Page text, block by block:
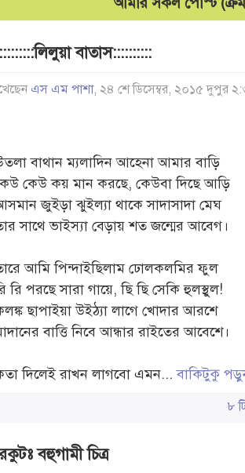
বাতাস::::::::::
এস এম পাশা, ২৪ শে ডিসেম্বর, ২০১৫ দুপুর
বাথান ম্যলাদিন আহেনা আমার বাড়ি
কেউ কয় মান করছে, কেউবা দিছে আড়ি
জুইড়া ঝুইল্যা থাকে সাদাসাদা মেঘ
সাথে ভাইস্যা বেড়ায় শত জন্মের আবেগ।
আমি পিন্দাইছিলাম ঢোলকলমির ফুল
রি পরছে সারা গায়ে, ছি ছি সেকি হুলস্থুল!
ছাপাইয়া উইঠ্যা লাগে খোদার আরশে
বাত্তি নিবে আন্ধার রাইতের আবেশে।
দিলেই রাখন লাগবো এমন...বাকিটুকু
৮
বহুগামী চিত্র